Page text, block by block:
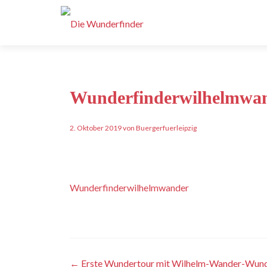
2. Oktober 2019 von Buergerfuerleipzig
Wunderfinderwilhelmwander
← Erste Wundertour mit Wilhelm-Wander-